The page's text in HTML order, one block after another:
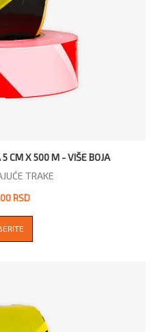
CM X 500 M - VIŠE BOJA
TRAKE
RSD